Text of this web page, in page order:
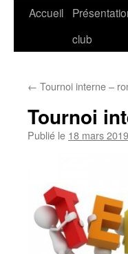
Accueil
club
← Tournoi interne –
Tournoi
Publié le 18 mars 2019